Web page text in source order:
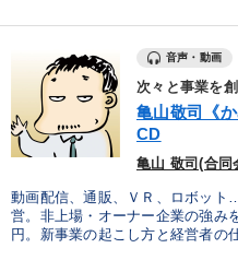
音声・動画
次々と事業を
亀山敬司《
CD
亀山 敬司(合
動画配信、通販、ＶＲ、ロボット
営。非上場・オーナー企業の強み
円。新事業の起こし方と経営者の